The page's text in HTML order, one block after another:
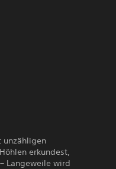
unzähligen
erkundest,
Langeweile wird